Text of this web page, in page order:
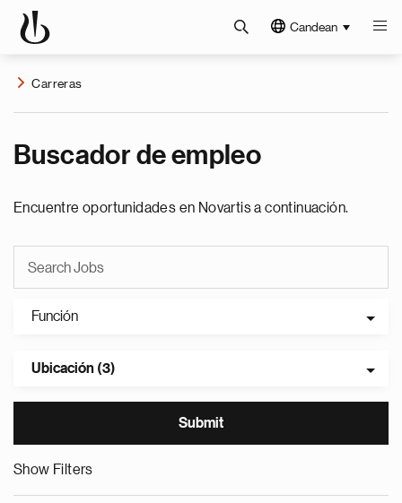
Candean
Carreras
Buscador de empleo
Encuentre oportunidades en Novartis a continuación.
Función
Ubicación (3)
Show Filters